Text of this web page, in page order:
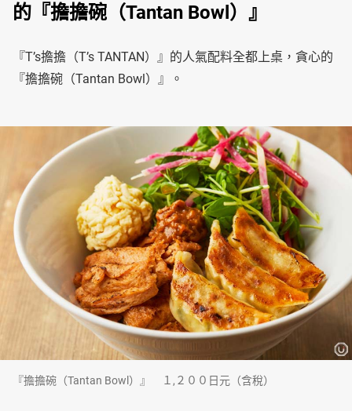
的『擔擔碗（Tantan Bowl）』
『T’s擔擔（T’s TANTAN）』的人氣配料全都上桌，貪心的
『擔擔碗（Tantan Bowl）』。
『擔擔碗（Tantan Bowl）』 １,２００日元（含稅）